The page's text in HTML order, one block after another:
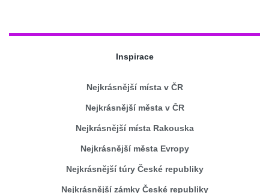
Inspirace
Nejkrásnější místa v ČR
Nejkrásnější města v ČR
Nejkrásnější místa Rakouska
Nejkrásnější města Evropy
Nejkrásnější túry České republiky
Nejkrásnější zámky České republiky